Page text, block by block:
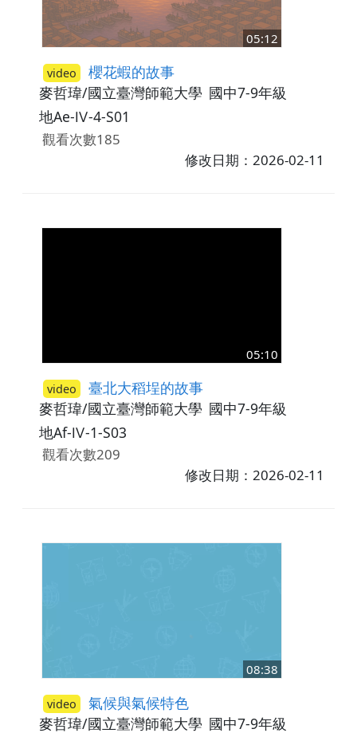
05:12
video 櫻花蝦的故事
麥哲瑋/國立臺灣師範大學 國中7-9年級
地Ae-Ⅳ-4-S01
觀看次數185
修改日期：2026-02-11
05:10
video 臺北大稻埕的故事
麥哲瑋/國立臺灣師範大學 國中7-9年級
地Af-Ⅳ-1-S03
觀看次數209
修改日期：2026-02-11
08:38
video 氣候與氣候特色
麥哲瑋/國立臺灣師範大學 國中7-9年級